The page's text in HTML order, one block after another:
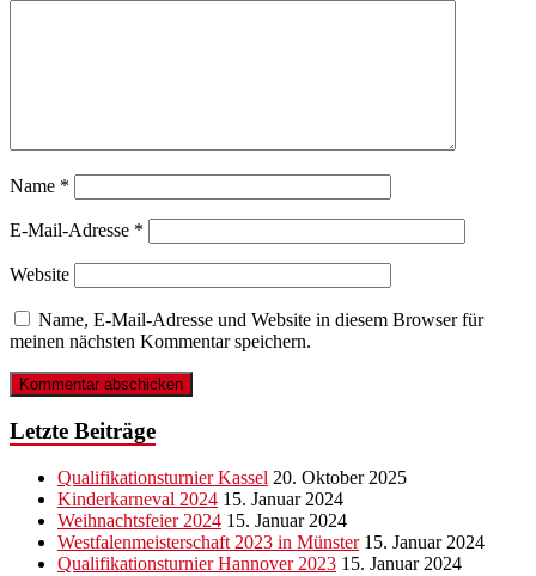
Name *
E-Mail-Adresse *
Website
Name, E-Mail-Adresse und Website in diesem Browser für
meinen nächsten Kommentar speichern.
Letzte Beiträge
Qualifikationsturnier Kassel 20. Oktober 2025
Kinderkarneval 2024 15. Januar 2024
Weihnachtsfeier 2024 15. Januar 2024
Westfalenmeisterschaft 2023 in Münster 15. Januar 2024
Qualifikationsturnier Hannover 2023 15. Januar 2024